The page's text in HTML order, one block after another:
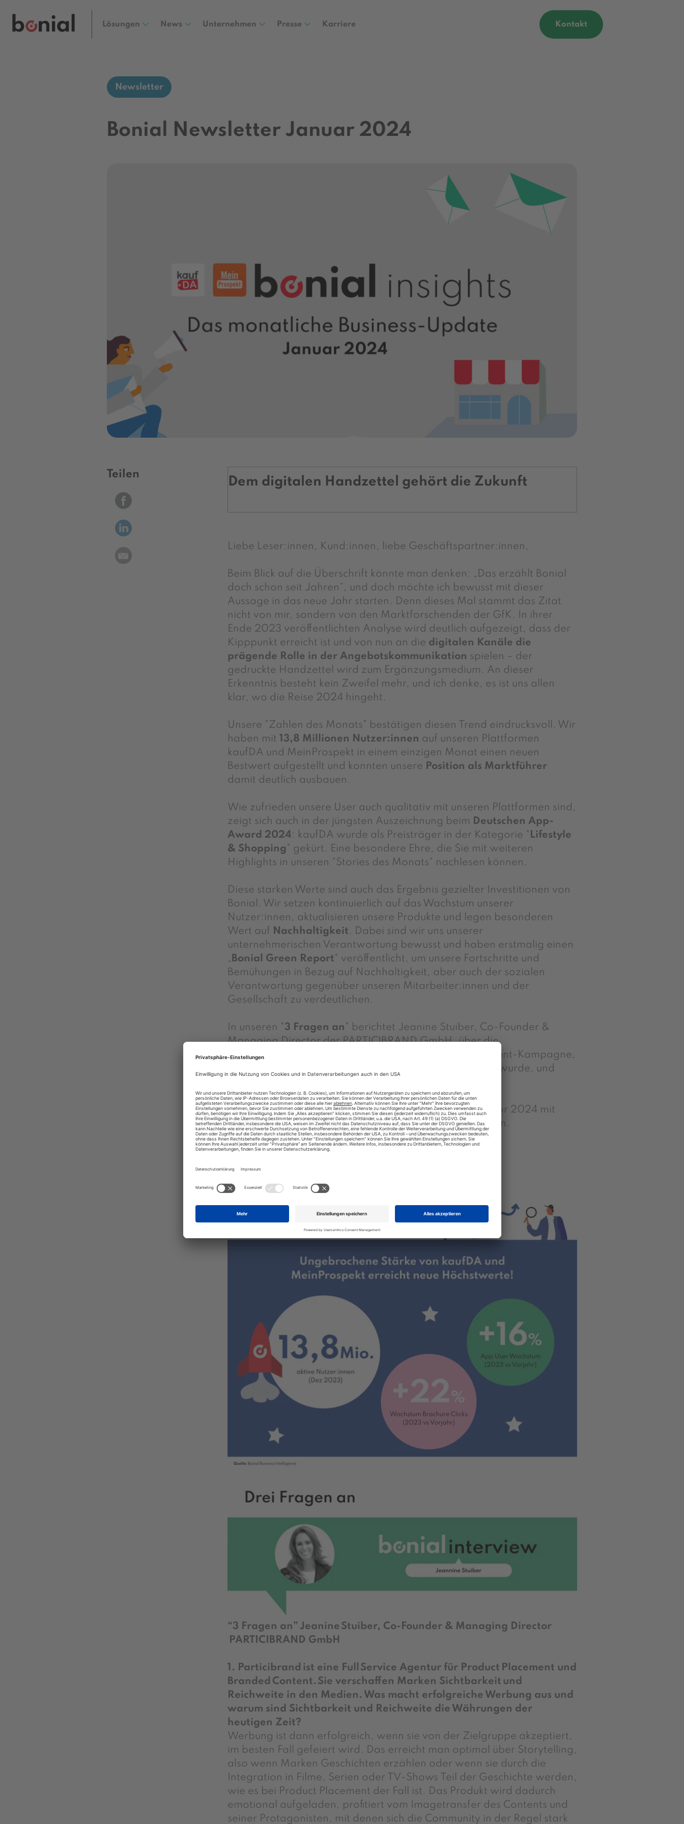
Lösungen News Unternehmen Presse Karriere Kontakt
Newsletter
Bonial Newsletter Januar 2024
Teilen
Dem digitalen Handzettel gehört die Zukunft
Liebe Leser:innen, Kund:innen, liebe Geschäftspartner:innen,
Beim Blick auf die Überschrift könnte man denken: „Das erzählt Bonial
doch schon seit Jahren“, und doch möchte ich bewusst mit dieser
Aussage in das neue Jahr starten. Denn dieses Mal stammt das Zitat
nicht von mir, sondern von den Marktforschenden der GfK. In ihrer
Ende 2023 veröffentlichten Analyse wird deutlich aufgezeigt, dass der
Kipppunkt erreicht ist und von nun an die digitalen Kanäle die
prägende Rolle in der Angebotskommunikation spielen – der
gedruckte Handzettel wird zum Ergänzungsmedium. An dieser
Erkenntnis besteht kein Zweifel mehr, und ich denke, es ist uns allen
klar, wo die Reise 2024 hingeht.
Unsere "Zahlen des Monats" bestätigen diesen Trend eindrucksvoll. Wir
haben mit 13,8 Millionen Nutzer:innen auf unseren Plattformen
kaufDA und MeinProspekt in einem einzigen Monat einen neuen
Bestwert aufgestellt und konnten unsere Position als Marktführer
damit deutlich ausbauen.
Wie zufrieden unsere User auch qualitativ mit unseren Plattformen sind,
zeigt sich auch in der jüngsten Auszeichnung beim Deutschen App-
Award 2024: kaufDA wurde als Preisträger in der Kategorie " Lifestyle
& Shopping " gekürt. Eine besondere Ehre, die Sie mit weiteren
Highlights in unseren “Stories des Monats“ nachlesen können.
Diese starken Werte sind auch das Ergebnis gezielter Investitionen von
Bonial . Wir setzen kontinuierlich auf das Wachstum unserer
Nutzer:innen , aktualisieren unsere Produkte und legen besonderen
Wert auf Nachhaltigkeit . Dabei sind wir uns unserer
unternehmerischen Verantwortung bewusst und haben erstmalig einen
„ Bonial Green Report" veröffentlicht, um unsere Fortschritte und
Bemühungen in Bezug auf Nachhaltigkeit, aber auch der sozialen
Verantwortung gegenüber unseren Mitarbeiter:innen und der
Gesellschaft zu verdeutlichen.
In unseren " 3 Fragen an " berichtet Jeanine Stuiber, Co-Founder &
Managing Director der PARTICIBRAND GmbH, über die
Voraussetzungen für eine
erfolgreiche Product Placement-Kampagne,
wie sie zuletzt mit kaufDA und Big Brother durchgeführt wurde, und
Ich freue mich auf ein aufregendes und erfolgreiches Jahr 2024 mit
Ihnen und wünsche viel Vergnügen mit unseren Einblicken.
Herzlichst,
“3 Fragen an” Jeanine Stuiber, Co-Founder & Managing Director
PARTICIBRAND GmbH
1. Particibrand ist eine Full Service Agentur für Product Placement und
Branded Content. Sie verschaffen Marken Sichtbarkeit und
Reichweite in den Medien. Was macht erfolgreiche Werbung aus und
warum sind Sichtbarkeit und Reichweite die Währungen der
heutigen Zeit?
Werbung ist dann erfolgreich, wenn sie von der Zielgruppe akzeptiert,
im besten Fall gefeiert wird. Das erreicht man optimal über Storytelling,
also wenn Marken Geschichten erzählen oder wenn sie durch die
Integration in Filme, Serien oder TV-Shows Teil der Geschichte werden,
wie es bei Product Placement der Fall ist. Das Produkt wird dadurch
emotional aufgeladen, profitiert vom Imagetransfer des Contents und
seiner Protagonisten, mit denen sich die Community in der Regel stark